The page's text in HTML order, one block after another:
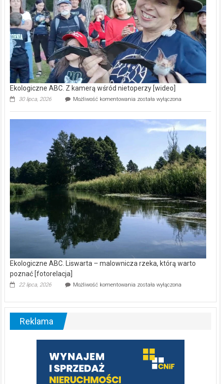
natury
[wideo]
Ekologiczne ABC. Z kamerą wśród nietoperzy [wideo]
30 lipca, 2026 Możliwość komentowania Ekologiczne
kamerą
wśród
została wyłączona
Ekologiczne ABC. Liswarta – malownicza rzeka, którą warto
poznać [fotorelacja]
22 lipca, 2026 Możliwość komentowania Ekologiczne
–
warto
poznać
[fotorelacja]
została wyłączona
Reklama